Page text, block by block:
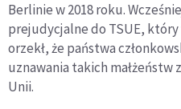
Berlinie w 2018 roku.
prejudycjalne do TSUE,
orzekł, że państwa
uznawania takich małżeństw
Unii.